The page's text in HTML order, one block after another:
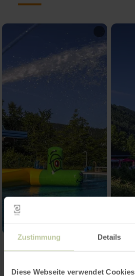
Zustimmung Details
Diese Webseite verwendet Cookies
Contact